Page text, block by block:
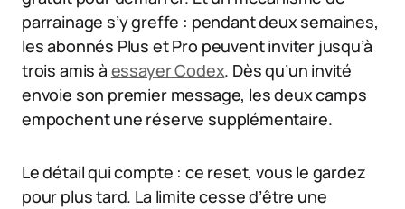
parrainage s’y greffe : pendant deux semaines,
les abonnés Plus et Pro peuvent inviter jusqu’à
trois amis à essayer Codex. Dès qu’un invité
envoie son premier message, les deux camps
empochent une réserve supplémentaire.
Le détail qui compte : ce reset, vous le gardez
pour plus tard. La limite cesse d’être une